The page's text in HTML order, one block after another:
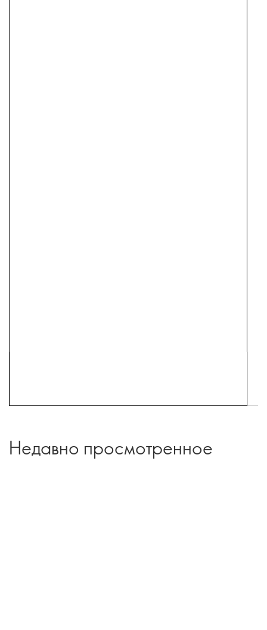
Недавно просмотренное